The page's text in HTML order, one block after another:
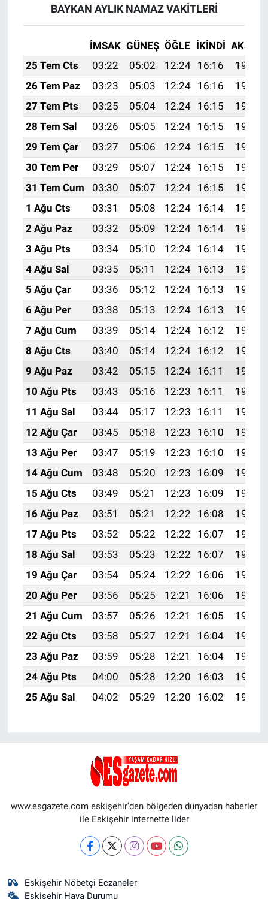
BAYKAN AYLIK NAMAZ VAKITLERI
İMSAK GÜNEŞ ÖĞLE İKINDI AKŞAM
25 Tem Cts
03:22 05:02 12:24 16:16
19:37
26 Tem Paz
03:23 05:03 12:24 16:16
19:36
27 Tem Pts
03:25 05:04 12:24 16:15
19:35
28 Tem Sal
03:26 05:05 12:24 16:15
19:34
29 Tem Çar
03:27 05:06 12:24 16:15
19:33
30 Tem Per
03:29 05:07 12:24 16:15
19:32
31 Tem Cum
03:30 05:07 12:24 16:15
19:31
1 Ağu Cts
03:31 05:08 12:24 16:14
19:30
2 Ağu Paz
03:32 05:09 12:24 16:14
19:29
3 Ağu Pts
03:34 05:10 12:24 16:14
19:28
4 Ağu Sal
03:35 05:11 12:24 16:13
19:27
5 Ağu Çar
03:36 05:12 12:24 16:13
19:26
6 Ağu Per
03:38 05:13 12:24 16:13
19:25
7 Ağu Cum
03:39 05:14 12:24 16:12
19:24
8 Ağu Cts
03:40 05:14 12:24 16:12
19:23
9 Ağu Paz
03:42 05:15 12:24 16:11
19:22
10 Ağu Pts
03:43 05:16 12:23 16:11
19:21
11 Ağu Sal
03:44 05:17 12:23 16:11
19:19
12 Ağu Çar
03:45 05:18 12:23 16:10
19:18
13 Ağu Per
03:47 05:19 12:23 16:10
19:17
14 Ağu Cum
03:48 05:20 12:23 16:09
19:16
15 Ağu Cts
03:49 05:21 12:23 16:09
19:15
16 Ağu Paz
03:51 05:21 12:22 16:08
19:13
17 Ağu Pts
03:52 05:22 12:22 16:07
19:12
18 Ağu Sal
03:53 05:23 12:22 16:07
19:11
19 Ağu Çar
03:54 05:24 12:22 16:06
19:09
20 Ağu Per
03:56 05:25 12:21 16:06
19:08
21 Ağu Cum
03:57 05:26 12:21 16:05
19:07
22 Ağu Cts
03:58 05:27 12:21 16:04
19:05
23 Ağu Paz
03:59 05:28 12:21 16:04
19:04
24 Ağu Pts
04:00 05:28 12:20 16:03
19:03
25 Ağu Sal
04:02 05:29 12:20 16:02 19:01
www.esgazete.com eskişehir'den bölgeden dünyadan haberler
ile Eskişehir internette lider
Eskişehir Nöbetçi Eczaneler
Eskişehir Hava Durumu